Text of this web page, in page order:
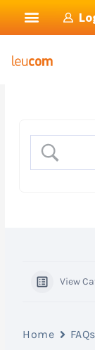
Inhalt
springen
View
Home FAQs